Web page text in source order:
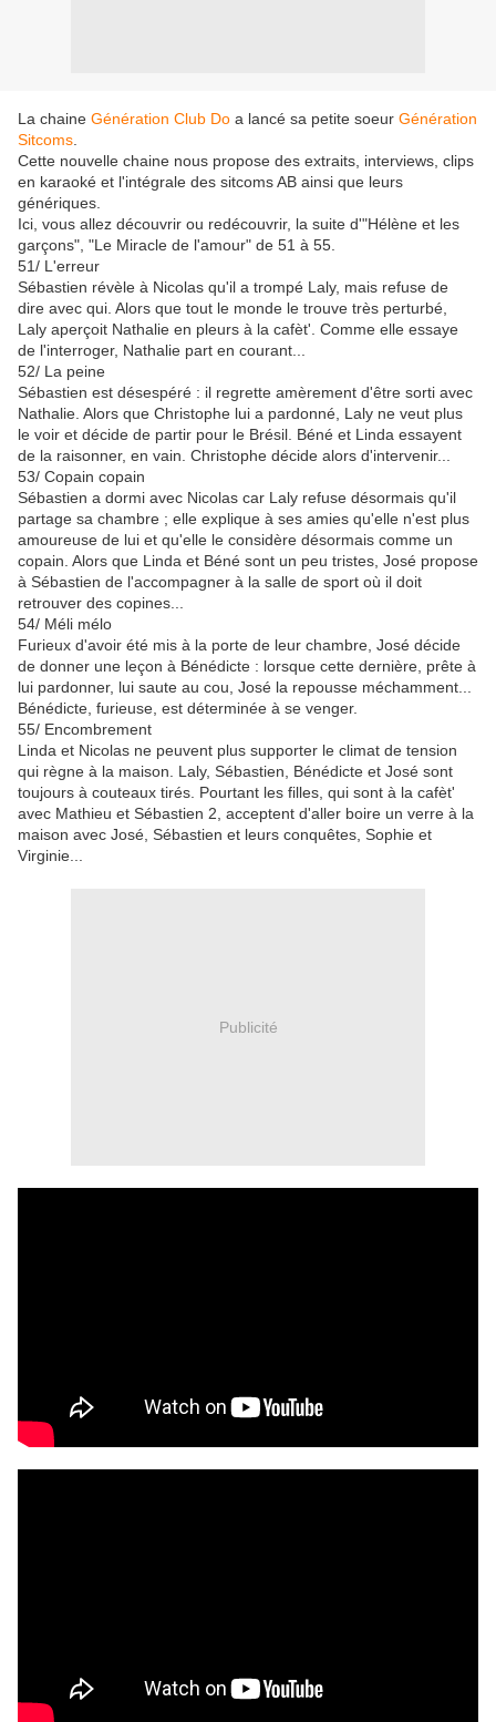
La chaine Génération Club Do a lancé sa petite soeur Génération
Sitcoms
Cette nouvelle chaine nous propose des extraits, interviews, clips
en karaoké et l'intégrale des sitcoms AB ainsi que leurs
génériques.
Ici, vous allez découvrir ou redécouvrir, la suite d'"Hélène et les
garçons", "Le Miracle de l'amour" de 51 à 55.
51/ L'erreur
Sébastien révèle à Nicolas qu'il a trompé Laly, mais refuse de
dire avec qui. Alors que tout le monde le trouve très perturbé,
Laly aperçoit Nathalie en pleurs à la cafèt'. Comme elle essaye
de l'interroger, Nathalie part en courant...
52/ La peine
Sébastien est désespéré : il regrette amèrement d'être sorti avec
Nathalie. Alors que Christophe lui a pardonné, Laly ne veut plus
le voir et décide de partir pour le Brésil. Béné et Linda essayent
de la raisonner, en vain. Christophe décide alors d'intervenir...
53/ Copain copain
Sébastien a dormi avec Nicolas car Laly refuse désormais qu'il
partage sa chambre ; elle explique à ses amies qu'elle n'est plus
amoureuse de lui et qu'elle le considère désormais comme un
copain. Alors que Linda et Béné sont un peu tristes, José propose
à Sébastien de l'accompagner à la salle de sport où il doit
retrouver des copines...
54/ Méli mélo
Furieux d'avoir été mis à la porte de leur chambre, José décide
de donner une leçon à Bénédicte : lorsque cette dernière, prête à
lui pardonner, lui saute au cou, José la repousse méchamment...
Bénédicte, furieuse, est déterminée à se venger.
55/ Encombrement
Linda et Nicolas ne peuvent plus supporter le climat de tension
qui règne à la maison. Laly, Sébastien, Bénédicte et José sont
toujours à couteaux tirés. Pourtant les filles, qui sont à la cafèt'
avec Mathieu et Sébastien 2, acceptent d'aller boire un verre à la
maison avec José, Sébastien et leurs conquêtes, Sophie et
Virginie...
Publicité